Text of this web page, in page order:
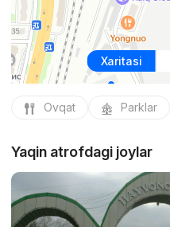
Xaritasi
Ovqat Parklar
Yaqin atrofdagi joylar